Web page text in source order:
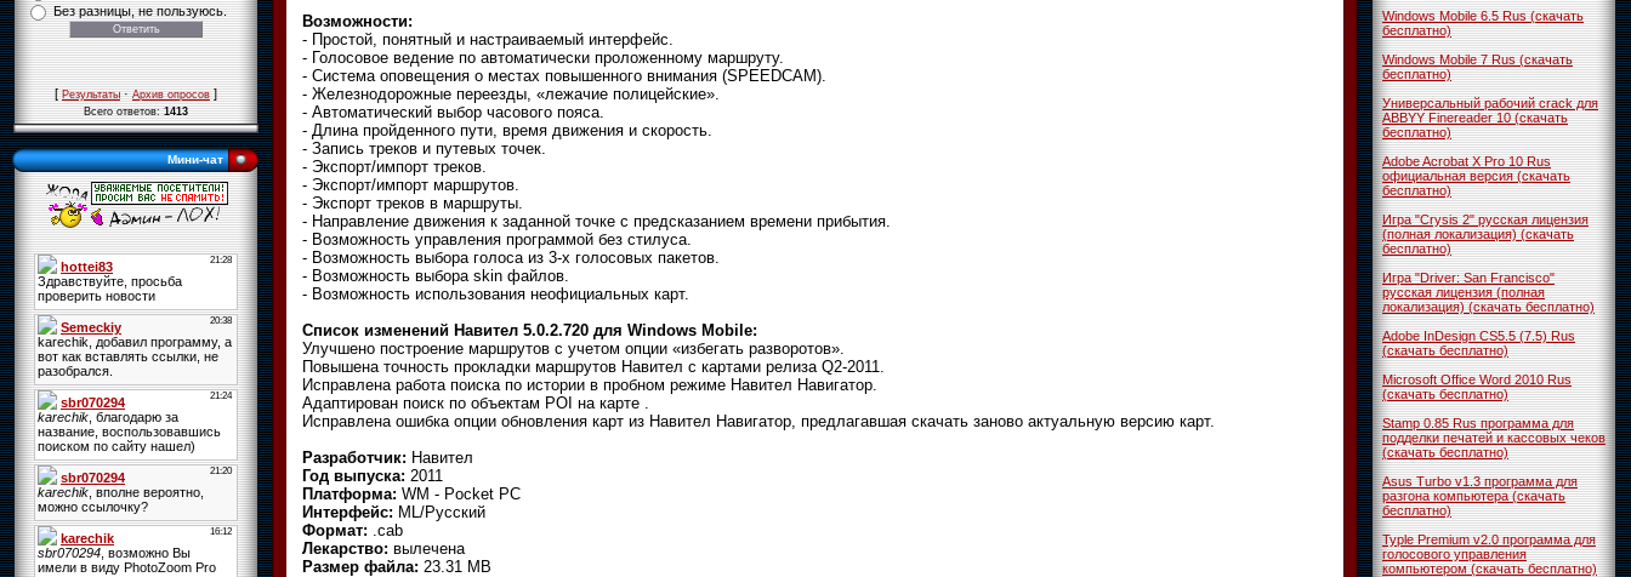
Без разницы, не пользуюсь.
[Результаты·Архив опросов]
Всего ответов:1413
Мини-чат
Возможности:
- Простой, понятный и настраиваемый интерфейс.
- Голосовое ведение по автоматически проложенному маршруту.
- Система оповещения о местах повышенного внимания (SPEEDCAM).
- Железнодорожные переезды, «лежачие полицейские».
- Автоматический выбор часового пояса.
- Длина пройденного пути, время движения и скорость.
- Запись треков и путевых точек.
- Экспорт/импорт треков.
- Экспорт/импорт маршрутов.
- Экспорт треков в маршруты.
- Направление движения к заданной точке с предсказанием времени прибытия.
- Возможность управления программой без стилуса.
- Возможность выбора голоса из 3-х голосовых пакетов.
- Возможность выбора skin файлов.
- Возможность использования неофициальных карт.
Список изменений Навител 5.0.2.720 для Windows Mobile:
Улучшено построение маршрутов с учетом опции «избегать разворотов».
Повышена точность прокладки маршрутов Навител с картами релиза Q2-2011.
Исправлена работа поиска по истории в пробном режиме Навител Навигатор.
Адаптирован поиск по объектам POI на карте .
Исправлена ошибка опции обновления карт из Навител Навигатор, предлагавшая скачать заново актуальную версию карт.
Разработчик: Навител
Год выпуска: 2011
Платформа: WM - Pocket PC
Интерфейс: ML/Русский
Формат: .cab
Лекарство: вылечена
Размер файла: 23.31 MB
Windows Mobile 6.5 Rus (скачать
бесплатно)
Windows Mobile 7 Rus (скачать
бесплатно)
Универсальный рабочий crack для
ABBYY Finereader 10 (скачать
бесплатно)
Adobe Acrobat X Pro 10 Rus
официальная версия (скачать
бесплатно)
Игра "Crysis 2" русская лицензия
(полная локализация) (скачать
бесплатно)
Игра "Driver: San Francisco"
русская лицензия (полная
локализация) (скачать бесплатно)
Adobe InDesign CS5.5 (7.5) Rus
(скачать бесплатно)
Microsoft Office Word 2010 Rus
(скачать бесплатно)
Stamp 0.85 Rus программа для
подделки печатей и кассовых чеков
(скачать бесплатно)
Asus Turbo v1.3 программа для
разгона компьютера (скачать
бесплатно)
Typle Premium v2.0 программа для
голосового управления
компьютером (скачать бесплатно)